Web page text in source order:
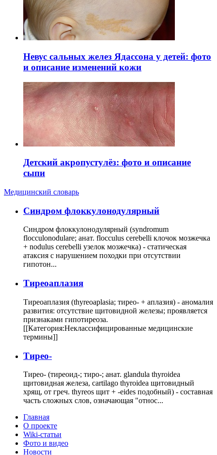
Невус сальных желез Ядассона у детей: фото
и описание изменений кожи
Детский акропустулёз: фото и описание
сыпи
Медицинский словарь
Cиндром флоккулонодулярный
Синдром флоккулонодулярный (syndromum
flocculonodulare; анат. flocculus cerebelli клочок мозжечка
+ nodulus cerebelli узелок мозжечка) - статическая
атаксия с нарушением походки при отсутствии
гипотон...
Тиреоаплазия
Тиреоаплазия (thyreoaplasia; тирео- + аплазия) - аномалия
развития: отсутствие щитовидной железы; проявляется
признаками гипотиреоза.
[[Категория:Неклассифицированные медицинские
термины]]
Тирео-
Тирео- (тиреоид-; тиро-; анат. glandula thyroidea
щитовидная железа, cartilago thyroidea щитовидный
хрящ, от греч. thyreos щит + -eides подобный) - составная
часть сложных слов, означающая "относ...
Главная
О проекте
Wiki-статьи
Фото и видео
Новости